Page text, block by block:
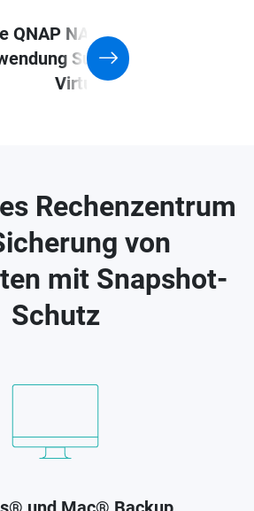
QNAP NAS mit der
Support for
Virtualization
Rechenzentrum
von
mit Snapshot-
Schutz